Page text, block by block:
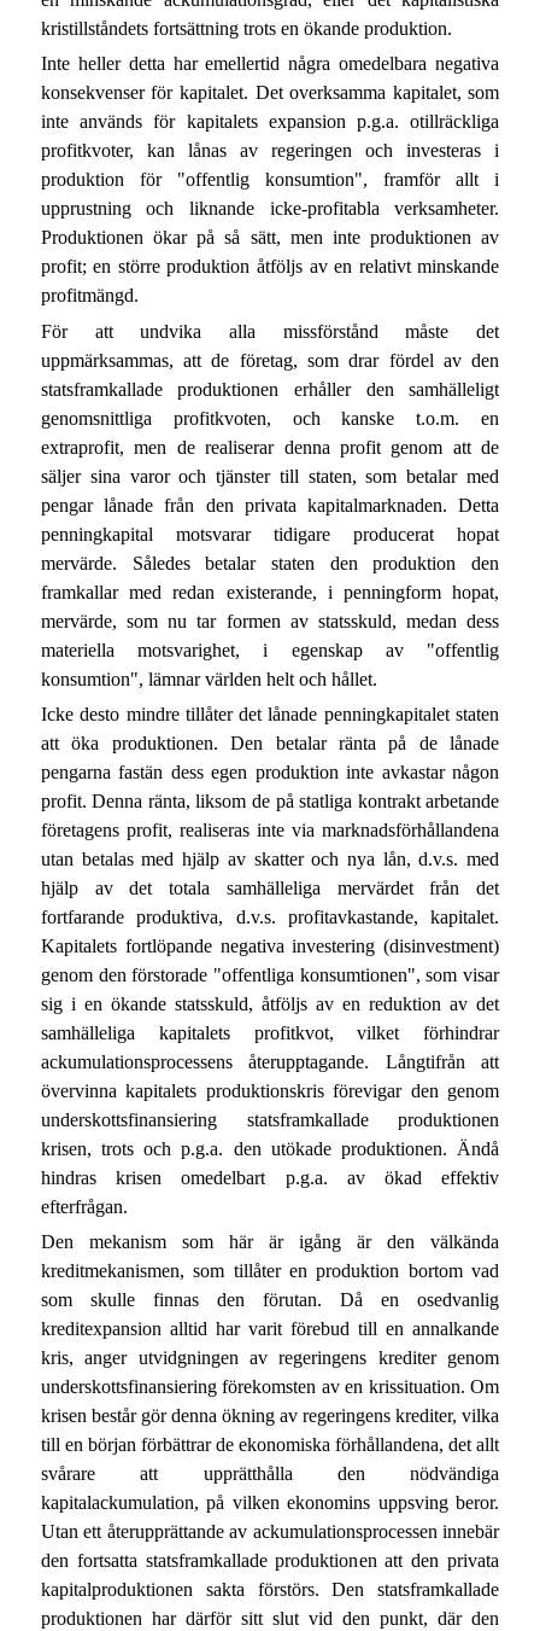
kristillståndets fortsättning trots en ökande produktion.
Inte heller detta har emellertid några omedelbara negativa
konsekvenser för kapitalet. Det overksamma kapitalet, som
inte används för kapitalets expansion p.g.a. otillräckliga
profitkvoter, kan lånas av regeringen och investeras i
produktion för "offentlig konsumtion", framför allt i
upprustning och liknande icke-profitabla verksamheter.
Produktionen ökar på så sätt, men inte produktionen av
profit; en större produktion åtföljs av en relativt minskande
profitmängd.
För att undvika alla missförstånd måste det
uppmärksammas, att de företag, som drar fördel av den
statsframkallade produktionen erhåller den samhälleligt
genomsnittliga profitkvoten, och kanske t.o.m. en
extraprofit, men de realiserar denna profit genom att de
säljer sina varor och tjänster till staten, som betalar med
pengar lånade från den privata kapitalmarknaden. Detta
penningkapital motsvarar tidigare producerat hopat
mervärde. Således betalar staten den produktion den
framkallar med redan existerande, i penningform hopat,
mervärde, som nu tar formen av statsskuld, medan dess
materiella motsvarighet, i egenskap av "offentlig
konsumtion", lämnar världen helt och hållet.
Icke desto mindre tillåter det lånade penningkapitalet staten
att öka produktionen. Den betalar ränta på de lånade
pengarna fastän dess egen produktion inte avkastar någon
profit. Denna ränta, liksom de på statliga kontrakt arbetande
företagens profit, realiseras inte via marknadsförhållandena
utan betalas med hjälp av skatter och nya lån, d.v.s. med
hjälp av det totala samhälleliga mervärdet från det
fortfarande produktiva, d.v.s. profitavkastande, kapitalet.
Kapitalets fortlöpande negativa investering (disinvestment)
genom den förstorade "offentliga konsumtionen", som visar
sig i en ökande statsskuld, åtföljs av en reduktion av det
samhälleliga kapitalets profitkvot, vilket förhindrar
ackumulationsprocessens återupptagande. Långtifrån att
övervinna kapitalets produktionskris förevigar den genom
underskottsfinansiering statsframkallade produktionen
krisen, trots och p.g.a. den utökade produktionen. Ändå
hindras krisen omedelbart p.g.a. av ökad effektiv
efterfrågan.
Den mekanism som här är igång är den välkända
kreditmekanismen, som tillåter en produktion bortom vad
som skulle finnas den förutan. Då en osedvanlig
kreditexpansion alltid har varit förebud till en annalkande
kris, anger utvidgningen av regeringens krediter genom
underskottsfinansiering förekomsten av en krissituation. Om
krisen består gör denna ökning av regeringens krediter, vilka
till en början förbättrar de ekonomiska förhållandena, det allt
svårare att upprätthålla den nödvändiga
kapitalackumulation, på vilken ekonomins uppsving beror.
Utan ett återupprättande av ackumulationsprocessen innebär
den fortsatta statsframkallade produktionen att den privata
kapitalproduktionen sakta förstörs. Den statsframkallade
produktionen har därför sitt slut vid den punkt, där den